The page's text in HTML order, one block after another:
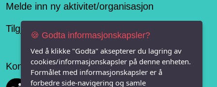
Melde inn ny aktivitet/organisasjon
Tilgjengelighetserklæring
Konseptet er levert av
🍪 Godta informasjonskapsler?
Ved å klikke "Godta" aksepterer du lagring av
cookies/informasjonskapsler på denne enheten.
Formålet med informasjonskapsler er å
forbedre side-navigering og samle